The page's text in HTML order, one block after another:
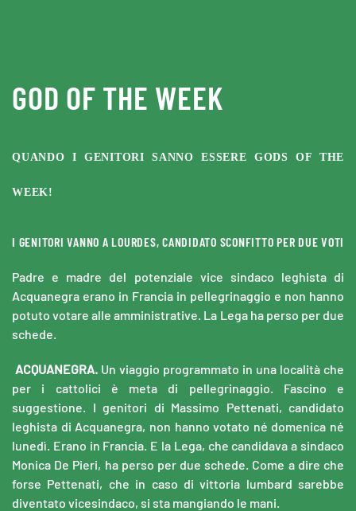
GOD OF THE WEEK
QUANDO I GENITORI SANNO ESSERE GODS OF THE
WEEK!
I GENITORI VANNO A LOURDES, CANDIDATO SCONFITTO PER DUE VOTI
Padre e madre del potenziale vice sindaco leghista di
Acquanegra erano in Francia in pellegrinaggio e non hanno
potuto votare alle amministrative. La Lega ha perso per due
schede.
ACQUANEGRA. Un viaggio programmato in una località che
per i cattolici è meta di pellegrinaggio. Fascino e
suggestione. I genitori di Massimo Pettenati, candidato
leghista di Acquanegra, non hanno votato né domenica né
lunedì. Erano in Francia. E la Lega, che candidava a sindaco
Monica De Pieri, ha perso per due schede. Come a dire che
forse Pettenati, che in caso di vittoria lumbard sarebbe
diventato vicesindaco, si sta mangiando le mani.